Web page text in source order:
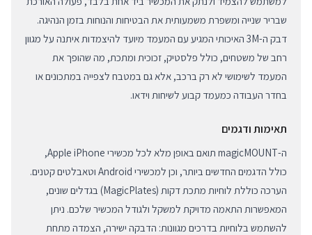
שבריר שנייה ומשפרת משמעותית את הבטיחות והנוחות בזמן הנהיגה.
דבק ה-3M האיכותי המגיע עם המעמד מיועד להיצמדות איתנה על מגוון
רחב של משטחים, כולל פלסטיק, זכוכית ומתכת, מה שהופך את
המעמד לשימושי לא רק ברכב, אלא גם במטבח לצפייה במתכונים או
בחדר העבודה כמעמד קבוע לשיחות וידאו.
תאימות ודגמים
ה-magicMOUNT תואם באופן מלא לכל מכשירי Apple iPhone,
כולל הדגמים החדשים ביותר, וכן למכשירי Android וטאבלטים קטנים.
הערכה כוללת לוחיות מתכת דקות (MagicPlates) בגדלים שונים,
המאפשרות התאמה מדויקת למשקל ולגודל המכשיר שלכם. ניתן
להשתמש בלוחיות בדרכים מגוונות: הדבקה ישירה, הצמדה מתחת